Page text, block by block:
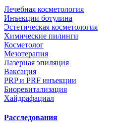
Лечебная косметология
Инъекции ботулина
Эстетическая косметология
Химические пилинги
Косметолог
Мезотерапия
Лазерная эпиляция
Ваксация
PRP и PRF инъекции
Биоревитализация
Хайдрафациал
Расследования